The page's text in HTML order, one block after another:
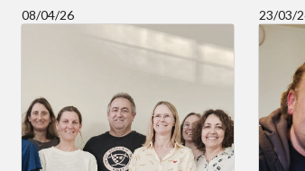
08/04/26 23/03/